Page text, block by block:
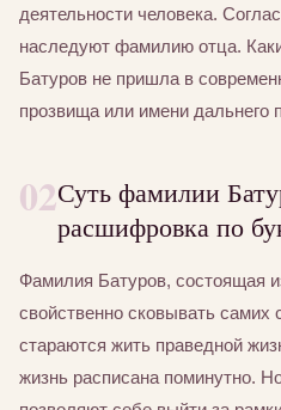
деятельности человека.
наследуют фамилию отца.
Батуров не пришла в
прозвища или имени дальнего
02Суть фамилии
расшифровка по
Фамилия Батуров, состоящая
свойственно сковывать
стараются жить праведной
жизнь расписана поминутно.